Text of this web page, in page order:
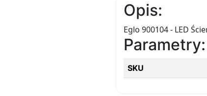
Opis:
Eglo 900104 - LED
Parametry:
SKU